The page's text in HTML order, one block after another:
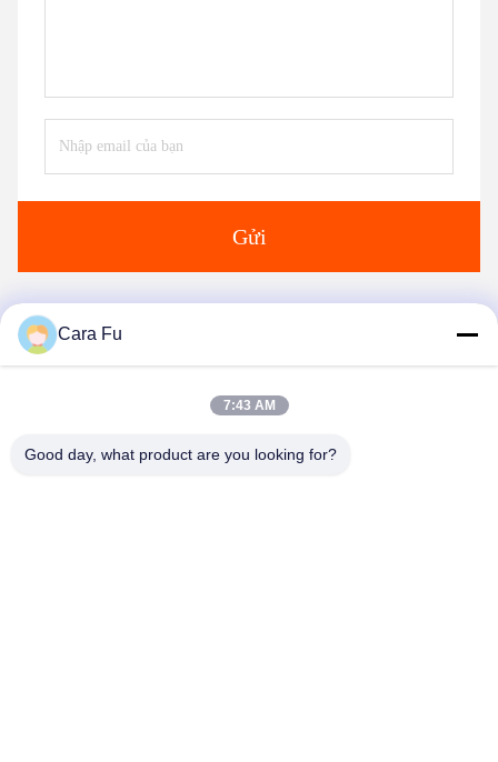
Gửi
Cara Fu
7:43 AM
Good day, what product are you looking for?